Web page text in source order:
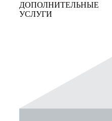
ДОПОЛНИТЕЛЬНЫЕ
УСЛУГИ